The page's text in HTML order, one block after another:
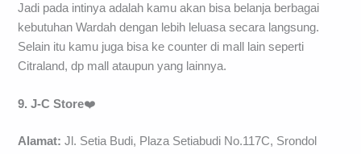
Jadi pada intinya adalah kamu akan bisa belanja berbagai
kebutuhan Wardah dengan lebih leluasa secara langsung.
Selain itu kamu juga bisa ke counter di mall lain seperti
Citraland, dp mall ataupun yang lainnya.
9. J-C Store❤️
Alamat: Jl. Setia Budi, Plaza Setiabudi No.117C, Srondol